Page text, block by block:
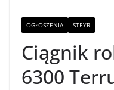
OGŁOSZENIA STEYR
Ciągnik
6300